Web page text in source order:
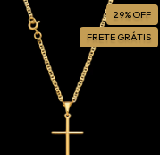
29% OFF
FRETE GRÁTIS